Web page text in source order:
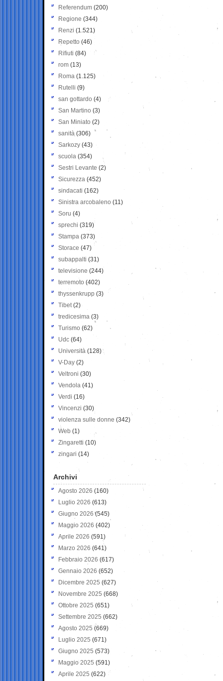
Referendum (200)
Regione (344)
Renzi (1.521)
Repetto (46)
Rifiuti (84)
rom (13)
Roma (1.125)
Rutelli (9)
san gottardo (4)
San Martino (3)
San Miniato (2)
sanità (306)
Sarkozy (43)
scuola (354)
Sestri Levante (2)
Sicurezza (452)
sindacati (162)
Sinistra arcobaleno (11)
Soru (4)
sprechi (319)
Stampa (373)
Storace (47)
subappalti (31)
televisione(244)
terremoto (402)
thyssenkrupp (3)
Tibet(2)
tredicesima (3)
Turismo (62)
Udc (64)
Università (128)
V-Day (2)
Veltroni (30)
Vendola (41)
Verdi (16)
Vincenzi (30)
violenza sulle donne (342)
Web (1)
Zingaretti (10)
zingari (14)
Archivi
Agosto 2026 (160)
Luglio 2026 (613)
Giugno 2026 (545)
Maggio 2026 (402)
Aprile 2026 (591)
Marzo 2026 (641)
Febbraio 2026 (617)
Gennaio 2026 (652)
Dicembre 2025 (627)
Novembre 2025 (668)
Ottobre 2025 (651)
Settembre 2025 (662)
Agosto 2025 (669)
Luglio 2025 (671)
Giugno 2025 (573)
Maggio 2025 (591)
Aprile 2025 (622)